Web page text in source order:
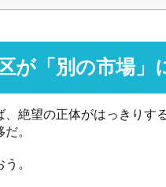
が「別の市場」
、絶望の正体がはっきりす
。
。